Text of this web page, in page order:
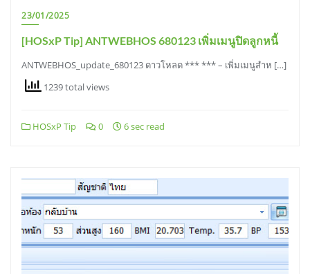
23/01/2025
[HOSxP Tip] ANTWEBHOS 680123 เพิ่มเมนูปิดลูกหนี้
ANTWEBHOS_update_680123 ดาวโหลด *** *** – เพิ่มเมนูสำห […]
1239 total views
HOSxP Tip 0 6 sec read